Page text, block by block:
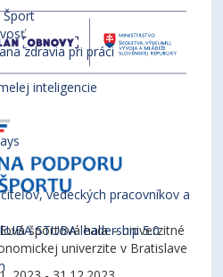
Šport
zdravia pri práci
inteligencie
vedeckých pracovníkov a
STUBA leadership 5.0
športová hala – univerzitné
univerzite v Bratislave